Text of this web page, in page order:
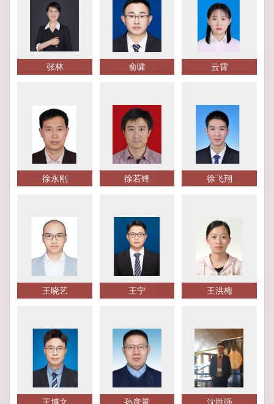
张林 俞啸 云霄
徐永刚 徐若锋 徐飞翔
王晓艺 王宁 王洪梅
王博文 孙彦景 沈胜强